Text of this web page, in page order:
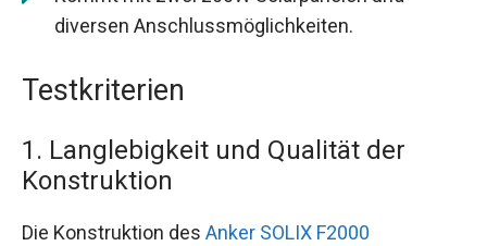
diversen Anschlussmöglichkeiten.
Testkriterien
1. Langlebigkeit und Qualität der
Konstruktion
Die Konstruktion des Anker SOLIX F2000